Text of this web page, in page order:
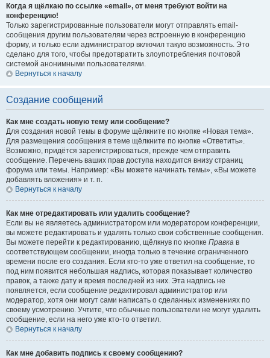
Когда я щёлкаю по ссылке «email», от меня требуют войти на
конференцию!
Только зарегистрированные пользователи могут отправлять email-
сообщения другим пользователям через встроенную в конференцию
форму, и только если администратор включил такую возможность. Это
сделано для того, чтобы предотвратить злоупотребления почтовой
системой анонимными пользователями.
Вернуться к началу
Создание сообщений
Как мне создать новую тему или сообщение?
Для создания новой темы в форуме щёлкните по кнопке «Новая тема».
Для размещения сообщения в теме щёлкните по кнопке «Ответить».
Возможно, придётся зарегистрироваться, прежде чем отправить
сообщение. Перечень ваших прав доступа находится внизу страниц
форума или темы. Например: «Вы можете начинать темы», «Вы можете
добавлять вложения» и т. п.
Вернуться к началу
Как мне отредактировать или удалить сообщение?
Если вы не являетесь администратором или модератором конференции,
вы можете редактировать и удалять только свои собственные сообщения.
Вы можете перейти к редактированию, щёлкнув по кнопке Правка в
соответствующем сообщении, иногда только в течение ограниченного
времени после его создания. Если кто-то уже ответил на сообщение, то
под ним появится небольшая надпись, которая показывает количество
правок, а также дату и время последней из них. Эта надпись не
появляется, если сообщение редактировал администратор или
модератор, хотя они могут сами написать о сделанных изменениях по
своему усмотрению. Учтите, что обычные пользователи не могут удалить
сообщение, если на него уже кто-то ответил.
Вернуться к началу
Как мне добавить подпись к своему сообщению?